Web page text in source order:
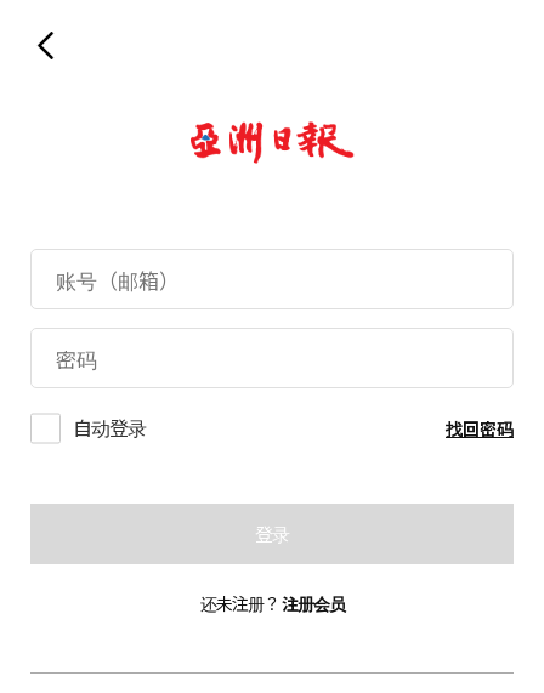
自动登录 找回密码
登录
还未注册？ 注册会员